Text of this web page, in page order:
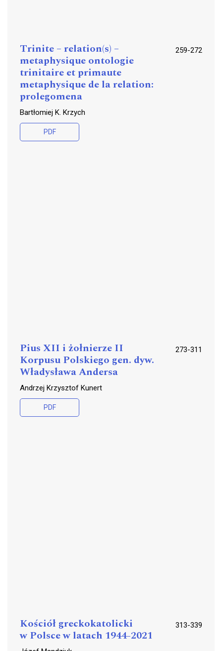
Trinite – relation(s) –
metaphysique ontologie
trinitaire et primaute
metaphysique de la relation:
prolegomena
259-272
Bartłomiej K. Krzych
PDF
Pius XII i żołnierze II
Korpusu Polskiego gen. dyw.
Władysława Andersa
273-311
Andrzej Krzysztof Kunert
PDF
Kościół greckokatolicki
w Polsce w latach 1944-2021
313-339